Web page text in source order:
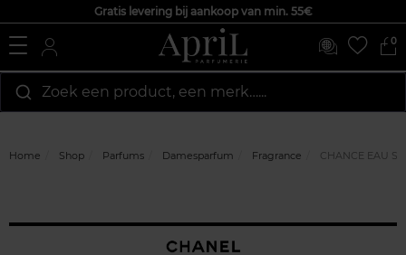
Gratis levering bij aankoop van min. 55€
0
Zoek een product, een merk…...
Home Shop Parfums Damesparfum Fragrance CHANCE EAU